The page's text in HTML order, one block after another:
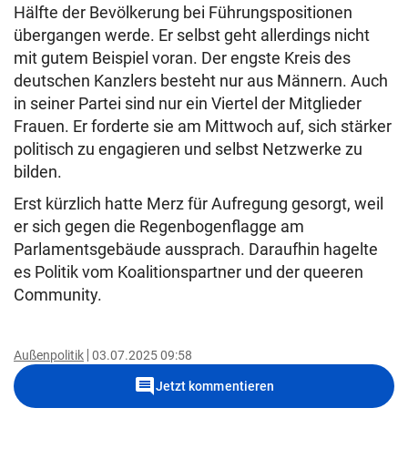
Hälfte der Bevölkerung bei Führungspositionen
übergangen werde. Er selbst geht allerdings nicht
mit gutem Beispiel voran. Der engste Kreis des
deutschen Kanzlers besteht nur aus Männern. Auch
in seiner Partei sind nur ein Viertel der Mitglieder
Frauen. Er forderte sie am Mittwoch auf, sich stärker
politisch zu engagieren und selbst Netzwerke zu
bilden.
Erst kürzlich hatte Merz für Aufregung gesorgt, weil
er sich gegen die Regenbogenflagge am
Parlamentsgebäude aussprach. Daraufhin hagelte
es Politik vom Koalitionspartner und der queeren
Community.
Außenpolitik 03.07.2025 09:58
commentJetzt kommentieren